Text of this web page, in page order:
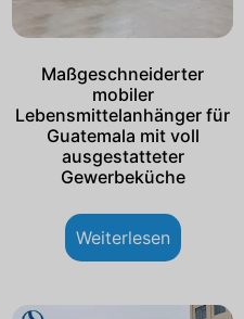
Maßgeschneiderter
mobiler
Lebensmittelanhänger für
Guatemala mit voll
ausgestatteter
Gewerbeküche
Weiterlesen